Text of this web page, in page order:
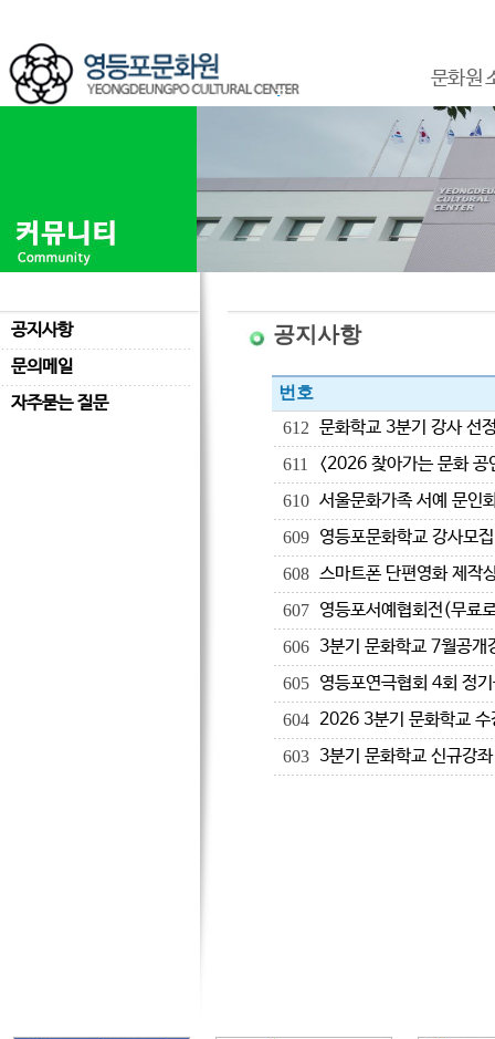
문화원
공지사항
문의메일
자주묻는 질문
공지사항
번호
612 문화학교 3분기 강사 선
611 <2026 찾아가는 문화 공
610 서울문화가족 서예 문인
609 영등포문화학교 강사모
608 스마트폰 단편영화 제작
607 영등포서예협회전(무료
606 3분기 문화학교 7월공개
605 영등포연극협회 4회 정
604 2026 3분기 문화학교
603 3분기 문화학교 신규강좌